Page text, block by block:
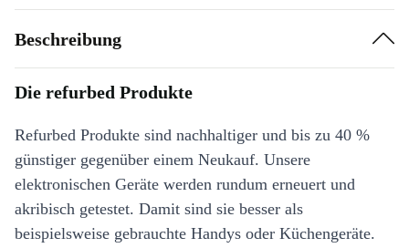
Beschreibung
Die refurbed Produkte
Refurbed Produkte sind nachhaltiger und bis zu 40 %
günstiger gegenüber einem Neukauf. Unsere
elektronischen Geräte werden rundum erneuert und
akribisch getestet. Damit sind sie besser als
beispielsweise gebrauchte Handys oder Küchengeräte.